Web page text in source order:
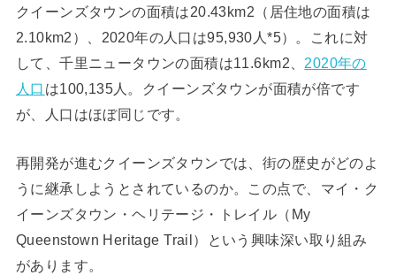
クイーンズタウンの面積は20.43km2（居住地の面積は
2.10km2）、2020年の人口は95,930人*5）。これに対
して、千里ニュータウンの面積は11.6km2、 2020年の
人口 は100,135人。クイーンズタウンが面積が倍です
が、人口はほぼ同じです。
再開発が進むクイーンズタウンでは、街の歴史がどのよ
うに継承しようとされているのか。この点で、マイ・ク
イーンズタウン・ヘリテージ・トレイル（My
Queenstown Heritage Trail）という興味深い取り組み
があります。